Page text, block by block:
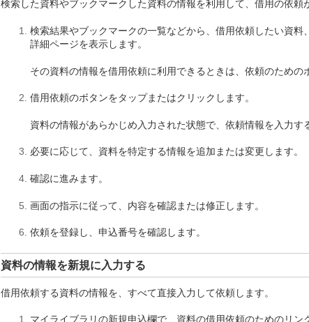
検索した資料やブックマークした資料の情報を利用して、借用の依頼
検索結果やブックマークの一覧などから、借用依頼したい資
詳細ページを表示します。
その資料の情報を借用依頼に利用できるときは、依頼のための
借用依頼のボタンをタップまたはクリックします。
資料の情報があらかじめ入力された状態で、依頼情報を入力す
必要に応じて、資料を特定する情報を追加または変更します。
確認に進みます。
画面の指示に従って、内容を確認または修正します。
依頼を登録し、申込番号を確認します。
資料の情報を新規に入力する
借用依頼する資料の情報を、すべて直接入力して依頼します。
マイライブラリの新規申込欄で、資料の借用依頼のためのリン